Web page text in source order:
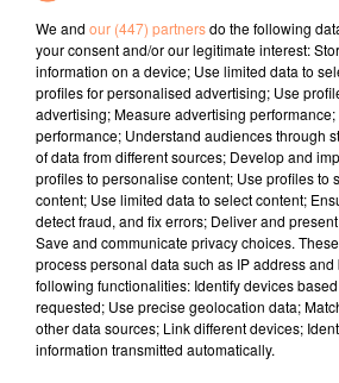
l'horoscope
Bélier Taureau
We and our (447) partnersdo the following
your consent and/or our legitimate interest:
information on a device; Use limited data to
profiles for personalised advertising; Use
advertising; Measure advertising
performance; Understand audiences through
of data from different sources; Develop and
profiles to personalise content; Use profiles to
content; Use limited data to select content;
detect fraud, and fix errors; Deliver and
Save and communicate privacy choices.
process personal data such as IP address
following functionalities: Identify devices
requested; Use precise geolocation data;
other data sources; Link different devices;
information transmitted automatically.